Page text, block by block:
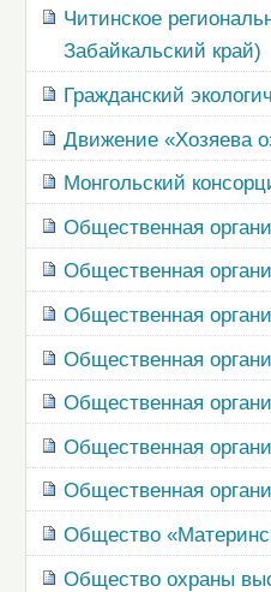
Читинское
Забайкальский край)
Гражданский
Движение «Хозяева
Монгольский
Общественная
Общественная
Общественная
Общественная
Общественная
Общественная
Общественная
Общество
Общество охраны